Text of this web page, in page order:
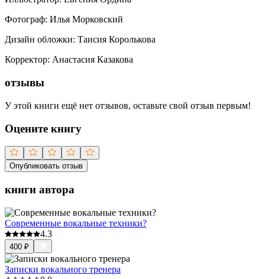
Фотогрaф: Илья Морковский
Дизaйн обложки: Таисия Королькова
Корректор: Анастасия Казакова
отзывы
У этой книги ещё нет отзывов, оставьте свой отзыв первым!
Оцените книгу
Опубликовать отзыв
книги автора
Современные вокальные техники?
4.3
400 ₽
Записки вокального тренера